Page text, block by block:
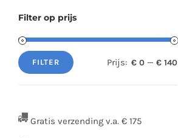
Filter op prijs
Min.
Max.
FILTER Prijs: € 0 —€ 140
Gratis verzending v.a. € 175